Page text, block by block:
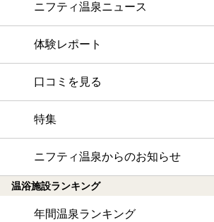
ニフティ温泉ニュース
体験レポート
口コミを見る
特集
ニフティ温泉からのお知らせ
温浴施設ランキング
年間温泉ランキング